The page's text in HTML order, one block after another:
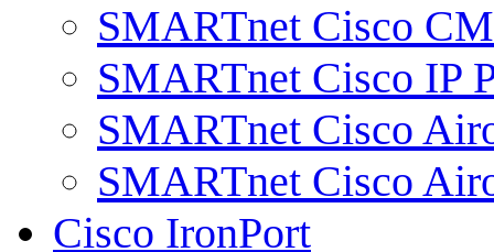
SMARTnet Cisco
SMARTnet Cisco IP
SMARTnet Cisco
SMARTnet Cisco
Cisco IronPort